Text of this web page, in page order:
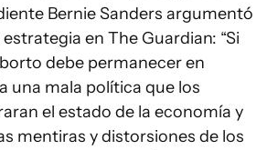
Bernie Sanders argumentó
en The Guardian: “Si
debe permanecer en
una mala política que los
el estado de la economía y
mentiras y distorsiones de los